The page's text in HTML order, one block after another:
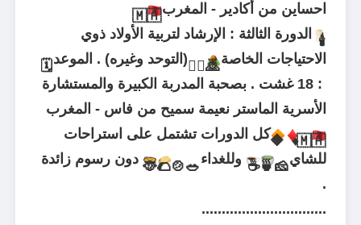
احساين من أكادير - المغرب🇲🇦
.
🕯
الدورة الثالثة : الإرشاد لتربية الأولاد ذوي
الاحتياجات الخاصة🙇
🙇‍♀(التوحد وغيره) . الموعد🗓
: 18 غشت . بصحبة المدربة الكبيرة والمستشارة
الأسرية الماستر نعيمة سميح من فاس - المغرب
🇲🇦
.
♦
🔶كل الدورات تشتمل على استراحات
للشاي🧀
🍵
☕ وللغداء🥗
🍲
🌮
🥘 دون رسوم زائدة
.
...............................